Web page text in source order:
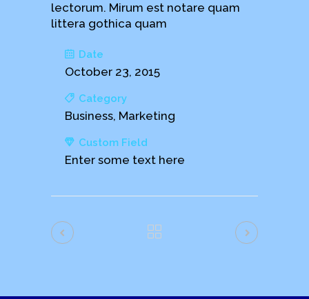
lectorum. Mirum est notare quam
littera gothica quam
Date
October 23, 2015
Category
Business, Marketing
Custom Field
Enter some text here